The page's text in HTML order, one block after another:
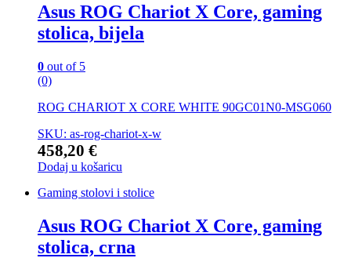
Asus ROG Chariot X Core, gaming
stolica, bijela
0 out of 5
(0)
ROG CHARIOT X CORE WHITE 90GC01N0-MSG060
SKU: as-rog-chariot-x-w
458,20 €
Dodaj u košaricu
Gaming stolovi i stolice
Asus ROG Chariot X Core, gaming
stolica, crna